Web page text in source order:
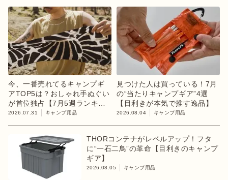
今、一番売れてるキャンプギ
アTOP5は？おしゃれ手ぬぐい
が首位独占【7月5週ランキン
グ】
2026.07.31 キャンプ用品
見つけた人は買っている！7月
の“当たりキャンプギア”4選
【目利きが本気で推す逸品】
2026.08.04 キャンプ用品
THORコンテナがレベルアップ！フタ
に“一石二鳥”の革命【目利きのキャンプ
ギア】
2026.08.05 キャンプ用品